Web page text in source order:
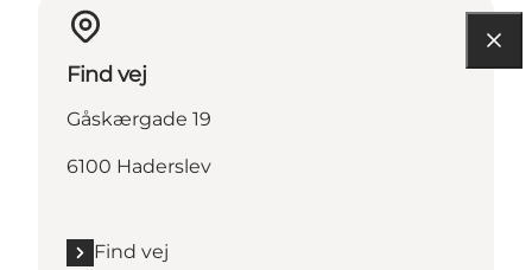
Find vej
Gåskærgade 19
6100 Haderslev
Find vej